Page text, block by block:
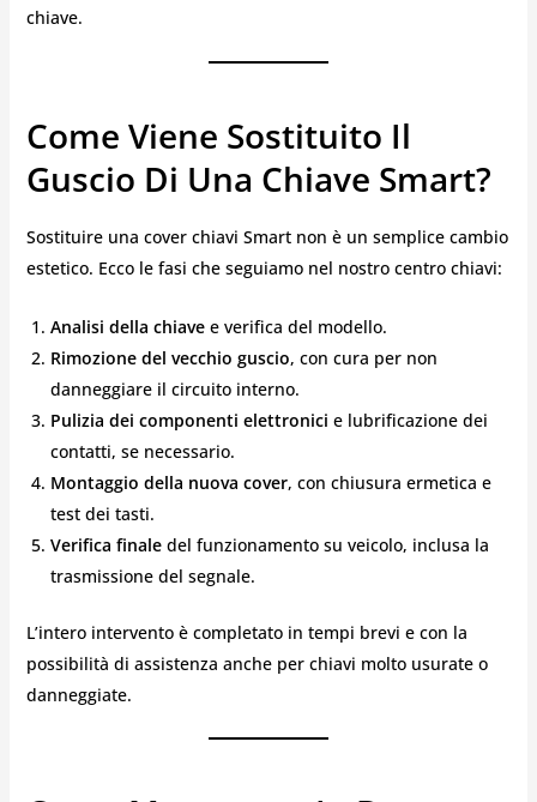
chiave.
Come Viene Sostituito Il
Guscio Di Una Chiave Smart?
Sostituire una cover chiavi Smart non è un semplice cambio
estetico. Ecco le fasi che seguiamo nel nostro centro chiavi:
Analisi della chiavee verifica del modello.
Rimozione del vecchio guscio, con cura per non
danneggiare il circuito interno.
Pulizia dei componenti elettronici e lubrificazione dei
contatti, se necessario.
Montaggio della nuova cover, con chiusura ermetica e
test dei tasti.
Verifica finaledel funzionamento su veicolo, inclusa la
trasmissione del segnale.
L’intero intervento è completato in tempi brevi e con la
possibilità di assistenza anche per chiavi molto usurate o
danneggiate.